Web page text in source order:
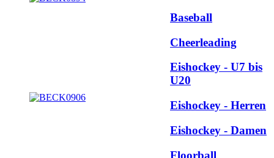
Baseball
Cheerleading
Eishockey - U7 bis
U20
Eishockey - Herren
Eishockey - Damen
Floorball